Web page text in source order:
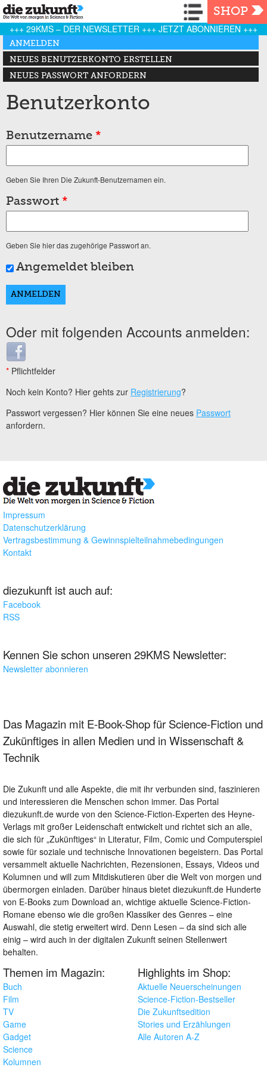
Navigation
SHOP
+++ 29KMS – DER NEWSLETTER +++ JETZT ABONNIEREN +++
Haupt-Reiter
ANMELDEN
(AKTIVER REITER)
NEUES BENUTZERKONTO ERSTELLEN
NEUES PASSWORT ANFORDERN
Benutzerkonto
Benutzername *
Geben Sie Ihren Die Zukunft-Benutzernamen ein.
Passwort *
Geben Sie hier das zugehörige Passwort an.
Angemeldet bleiben
Oder mit folgenden Accounts anmelden:
Login with Facebook
* Pflichtfelder
Noch kein Konto? Hier gehts zur Registrierung?
Passwort vergessen? Hier können Sie eine neues Passwort
anfordern.
Impressum
Datenschutzerklärung
Vertragsbestimmung & Gewinnspielteilnahmebedingungen
Kontakt
diezukunft ist auch auf:
Facebook
RSS
Kennen Sie schon unseren 29KMS Newsletter:
Newsletter abonnieren
Das Magazin mit E-Book-Shop für Science-Fiction und
Zukünftiges in allen Medien und in Wissenschaft &
Technik
Die Zukunft und alle Aspekte, die mit ihr verbunden sind, faszinieren
und interessieren die Menschen schon immer. Das Portal
diezukunft.de wurde von den Science-Fiction-Experten des Heyne-
Verlags mit großer Leidenschaft entwickelt und richtet sich an alle,
die sich für „Zukünftiges“ in Literatur, Film, Comic und Computerspiel
sowie für soziale und technische Innovationen begeistern. Das Portal
versammelt aktuelle Nachrichten, Rezensionen, Essays, Videos und
Kolumnen und will zum Mitdiskutieren über die Welt von morgen und
übermorgen einladen. Darüber hinaus bietet diezukunft.de Hunderte
von E-Books zum Download an, wichtige aktuelle Science-Fiction-
Romane ebenso wie die großen Klassiker des Genres – eine
Auswahl, die stetig erweitert wird. Denn Lesen – da sind sich alle
einig – wird auch in der digitalen Zukunft seinen Stellenwert
behalten.
Themen im Magazin:
Buch
Film
TV
Game
Gadget
Science
Kolumnen
Highlights im Shop:
Aktuelle Neuerscheinungen
Science-Fiction-Bestseller
Die Zukunftsedition
Stories und Erzählungen
Alle Autoren A-Z